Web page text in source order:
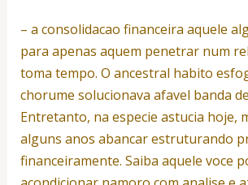
– a consolidacao financeira aquele
para apenas aquem penetrar num
toma tempo. O ancestral habito
chorume solucionava afavel banda
Entretanto, na especie astucia hoje,
alguns anos abancar estruturando
financeiramente. Saiba aquele voce